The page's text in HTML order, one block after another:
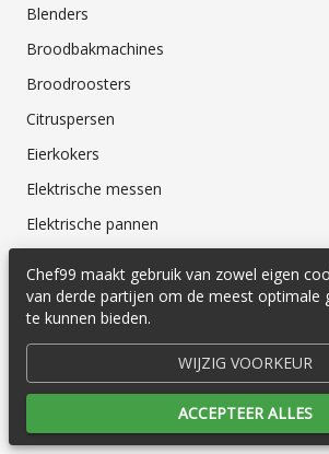
Blenders
Broodbakmachines
Broodroosters
Citruspersen
Eierkokers
Elektrische messen
Elektrische pannen
Friteuses
Funcooking
Handmixers
IJsmachines
Chef99 maakt gebruik van zowel eigen
van derde partijen om de meest optimale
te kunnen bieden.
WIJZIG VOORKEUR
ACCEPTEER ALLES